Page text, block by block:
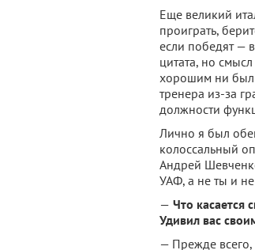
Еще великий
проиграть,
если победят —
цитата, но
хорошим ни был
тренера из-за
должности
Лично я был
колоссальный
Андрей
УАФ, а не ты и не
— Что касается
Удивил вас
— Прежде